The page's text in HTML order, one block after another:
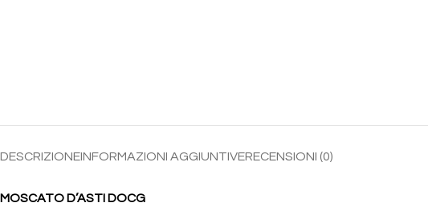
DESCRIZIONEINFORMAZIONI AGGIUNTIVERECENSIONI (0)
MOSCATO D’ASTI DOCG